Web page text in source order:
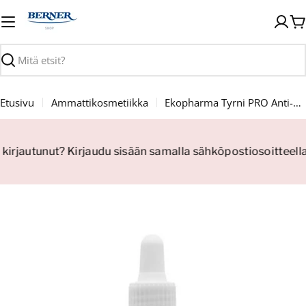
sisältöön
Haku
Etusivu Ammattikosmetiikka Ekopharma Tyrni PRO Anti-Age Peel 30 ml
Kirjaudu sisään samalla